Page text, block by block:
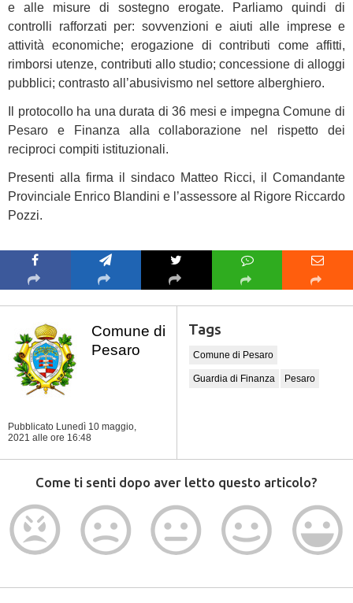
e alle misure di sostegno erogate. Parliamo quindi di
controlli rafforzati per: sovvenzioni e aiuti alle imprese e
attività economiche; erogazione di contributi come affitti,
rimborsi utenze, contributi allo studio; concessione di alloggi
pubblici; contrasto all’abusivismo nel settore alberghiero.
Il protocollo ha una durata di 36 mesi e impegna Comune di
Pesaro e Finanza alla collaborazione nel rispetto dei
reciproci compiti istituzionali.
Presenti alla firma il sindaco Matteo Ricci, il Comandante
Provinciale Enrico Blandini e l’assessore al Rigore Riccardo
Pozzi.
Comune di
Pesaro
Pubblicato Lunedì 10 maggio,
2021 alle ore 16:48
Tags
Comune di Pesaro
Guardia di Finanza Pesaro
Come ti senti dopo aver letto questo articolo?